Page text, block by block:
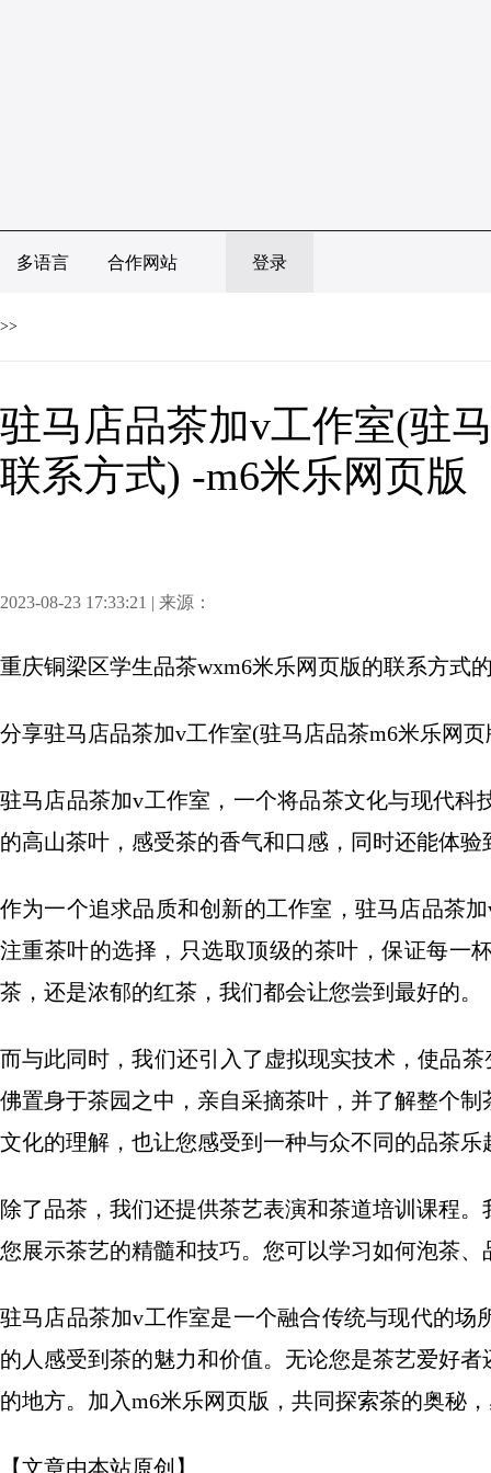
多语言 合作网站 登录
>>
驻马店品茶加v工作室(驻
联系方式) -m6米乐网页版
2023-08-23 17:33:21 | 来源：
重庆铜梁区学生品茶wxm6米乐网页版的联系方式
分享驻马店品茶加v工作室(驻马店品茶m6米乐网
驻马店品茶加v工作室，一个将品茶文化与现代
的高山茶叶，感受茶的香气和口感，同时还能体
作为一个追求品质和创新的工作室，驻马店品茶
注重茶叶的选择，只选取顶级的茶叶，保证每一
茶，还是浓郁的红茶，我们都会让您尝到最好的。
而与此同时，我们还引入了虚拟现实技术，使品
佛置身于茶园之中，亲自采摘茶叶，并了解整个
文化的理解，也让您感受到一种与众不同的品茶乐
除了品茶，我们还提供茶艺表演和茶道培训课程
您展示茶艺的精髓和技巧。您可以学习如何泡茶
驻马店品茶加v工作室是一个融合传统与现代的
的人感受到茶的魅力和价值。无论您是茶艺爱好
的地方。加入m6米乐网页版，共同探索茶的奥秘
【文章由本站原创】